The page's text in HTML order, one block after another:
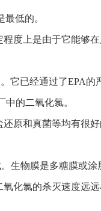
最低的。
度上是由于它能够
已经通过了EPA
中的二氧化氯。
原和真菌等均有很
物膜是多糖膜或
化氯的杀灭速度远